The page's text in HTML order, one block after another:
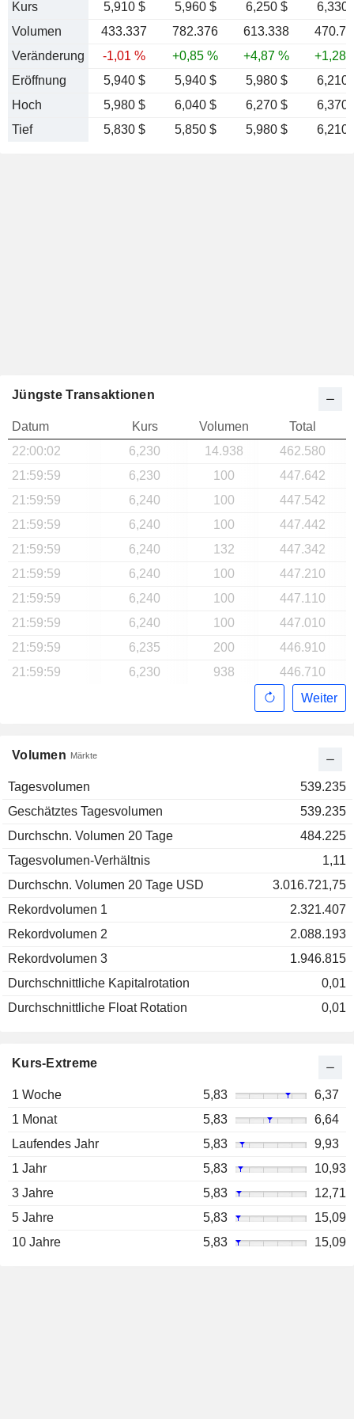
Kurs 5,910 $ 5,960 $ 6,250 $
6,330
Volumen
433.337 782.376 613.338
Veränderung
-1,01 % +0,85 % +4,87 %
+1,28
Eröffnung
5,940 $ 5,940 $ 5,980 $
6,210
Hoch
5,980 $ 6,040 $ 6,270 $
6,370
Tief
5,830 $ 5,850 $ 5,980 $ 6,210
Volumen Märkte
Tagesvolumen
539.235
Geschätztes Tagesvolumen
539.235
Durchschn. Volumen 20 Tage
484.225
Tagesvolumen-Verhältnis
1,11
Durchschn. Volumen 20 Tage USD
3.016.721,75
Rekordvolumen 1
2.321.407
Rekordvolumen 2
2.088.193
Rekordvolumen 3
1.946.815
Durchschnittliche Kapitalrotation
0,01
Durchschnittliche Float Rotation
0,01
Jüngste Transaktionen
Datum Kurs Volumen
Total
22:00:02
6,230 14.938
462.580
21:59:59
6,230 100
447.642
21:59:59
6,240 100
447.542
21:59:59
6,240 100
447.442
21:59:59
6,240 132
447.342
21:59:59
6,240 100
447.210
21:59:59
6,240 100
447.110
21:59:59
6,240 100
447.010
21:59:59
6,235 200
446.910
21:59:59
6,230 938
446.710
Weiter
Kurs-Extreme
1 Woche 5,83
6,37
1 Monat
5,83
6,64
Laufendes Jahr
5,83
9,93
1 Jahr
5,83
10,93
3 Jahre
5,83
12,71
5 Jahre
5,83
15,09
10 Jahre
5,83 15,09